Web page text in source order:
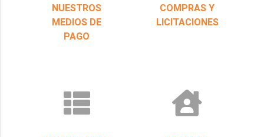
NUESTROS
MEDIOS DE
PAGO
COMPRAS Y
LICITACIONES